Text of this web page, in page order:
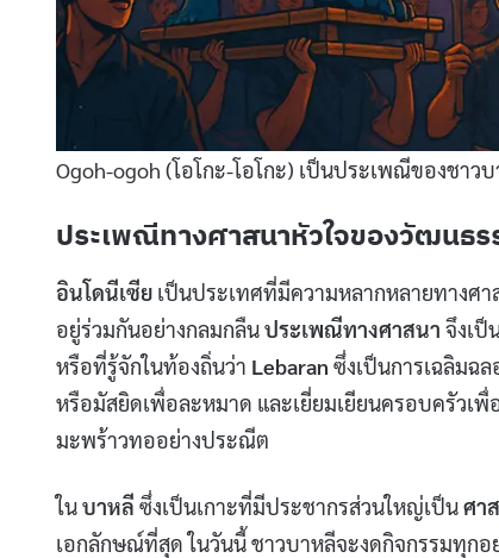
Ogoh-ogoh (โอโกะ-โอโกะ) เป็นประเพณีของชา
ประเพณีทางศาสนาหัวใจของวัฒนธร
อินโดนีเซีย เป็นประเทศที่มีความหลากหลายทางศา
อยู่ร่วมกันอย่างกลมกลืนประเพณีทางศาสนา จึงเ
หรือที่รู้จักในท้องถิ่นว่า Lebaran ซึ่งเป็นการเฉลิมฉ
หรือมัสยิดเพื่อละหมาด และเยี่ยมเยียนครอบครัวเ
มะพร้าวทออย่างประณีต
ในบาหลี ซึ่งเป็นเกาะที่มีประชากรส่วนใหญ่เป็นศา
เอกลักษณ์ที่สุด ในวันนี้ ชาวบาหลีจะงดกิจกรรมทุกอ